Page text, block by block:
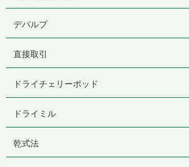
デパルプ
直接取引
ドライチェリーポッド
ドライミル
乾式法